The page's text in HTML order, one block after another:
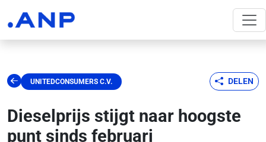
UNITEDCONSUMERS C.V. DELEN
Dieselprijs stijgt naar hoogste
punt sinds februari